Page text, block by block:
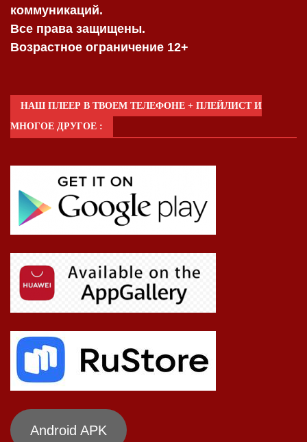
коммуникаций.
Все права защищены.
Возрастное ограничение 12+
НАШ ПЛЕЕР В ТВОЕМ ТЕЛЕФОНЕ + ПЛЕЙЛИСТ И
МНОГОЕ ДРУГОЕ :
Android APK